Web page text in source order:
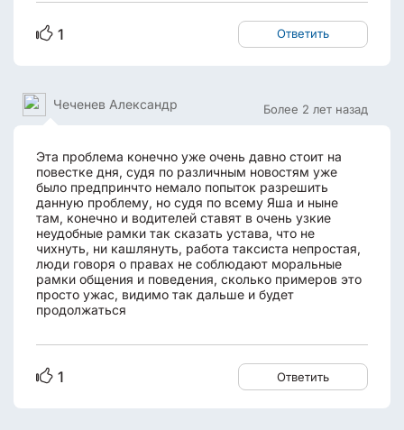
1 Ответить
Более 2 лет назад
Чеченев Александр
Эта проблема конечно уже очень давно стоит на
повестке дня, судя по различным новостям уже
было предпринчто немало попыток разрешить
данную проблему, но судя по всему Яша и ныне
там, конечно и водителей ставят в очень узкие
неудобные рамки так сказать устава, что не
чихнуть, ни кашлянуть, работа таксиста непростая,
люди говоря о правах не соблюдают моральные
рамки общения и поведения, сколько примеров это
просто ужас, видимо так дальше и будет
продолжаться
1 Ответить